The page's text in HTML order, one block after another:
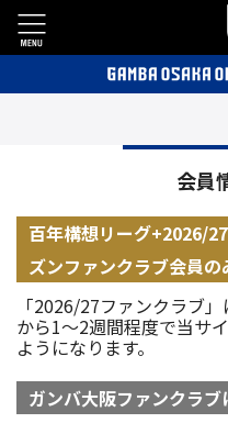
会員
百年構想リーグ+2026/
ズンファンクラブ会員の
「2026/27ファンクラブ
から1～2週間程度で当サ
ようになります。
ガンバ大阪ファンクラ